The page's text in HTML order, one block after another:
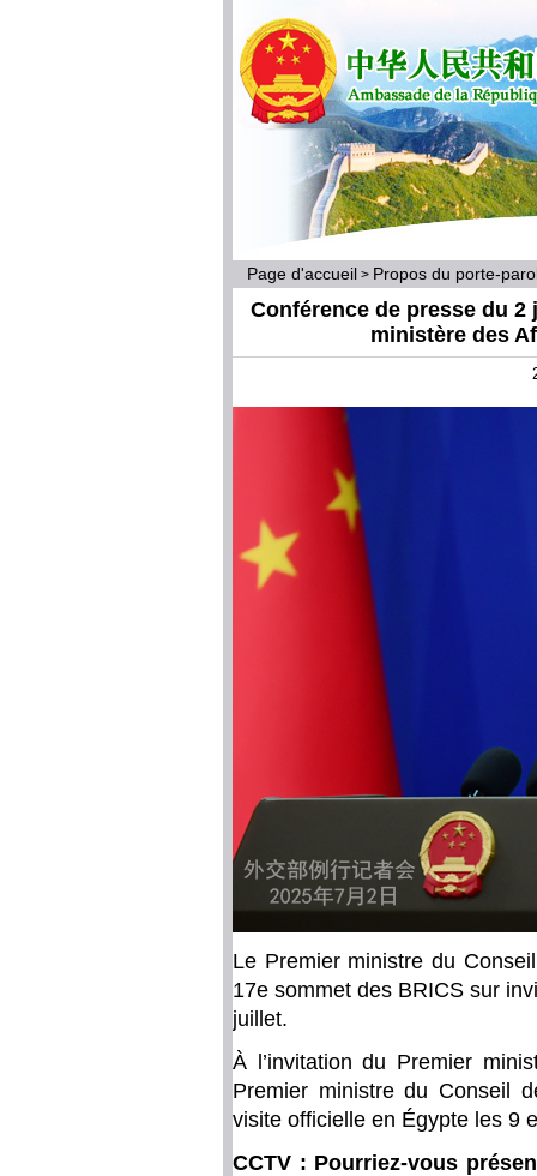
Page d'accueil > Propos du porte-
Conférence de presse du
ministère des
Le Premier ministre du
17e sommet des BRICS sur
juillet.
À l’invitation du Premier
Premier ministre du Conseil
visite officielle en Égypte les 9
CCTV : Pourriez-vous